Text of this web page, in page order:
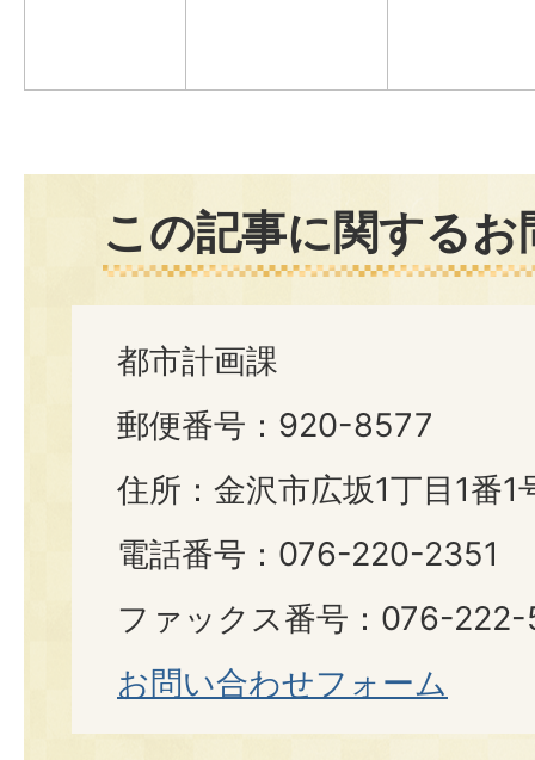
この記事に関する
都市計画課
郵便番号：920-8577
住所：金沢市広坂1丁目1番1
電話番号：076-220-2351
ファックス番号：076-222-
お問い合わせフォーム